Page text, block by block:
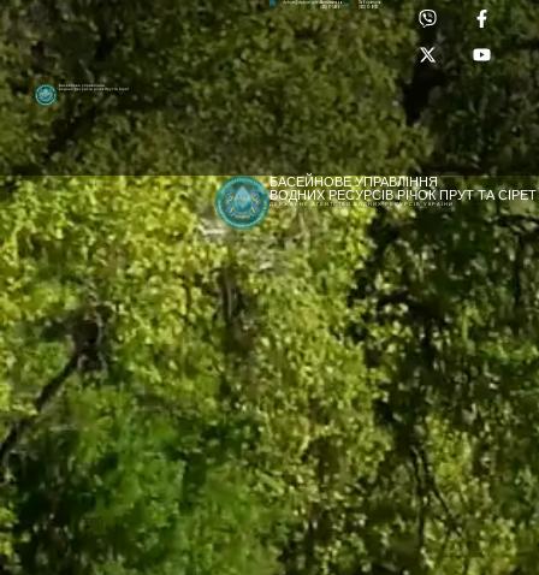
[newyear_garland]
Басейнове управління
водних ресурсів річок Прут та Сірет
Лабораторія:
(0372) 53-92-00
dpbuvr@dpbuvr.gov.uaПриймальня:
(0372) 51-14-56
БАСЕЙНОВЕ УПРАВЛІННЯ
ВОДНИХ РЕСУРСІВ РІЧОК ПРУТ ТА СІРЕТ
ДЕРЖАВНЕ АГЕНТСТВО ВОДНИХ РЕСУРСІВ УКРАЇНИ